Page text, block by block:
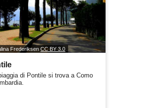
FrederiksenCC BY 3.0
di Pontile si trova a Como